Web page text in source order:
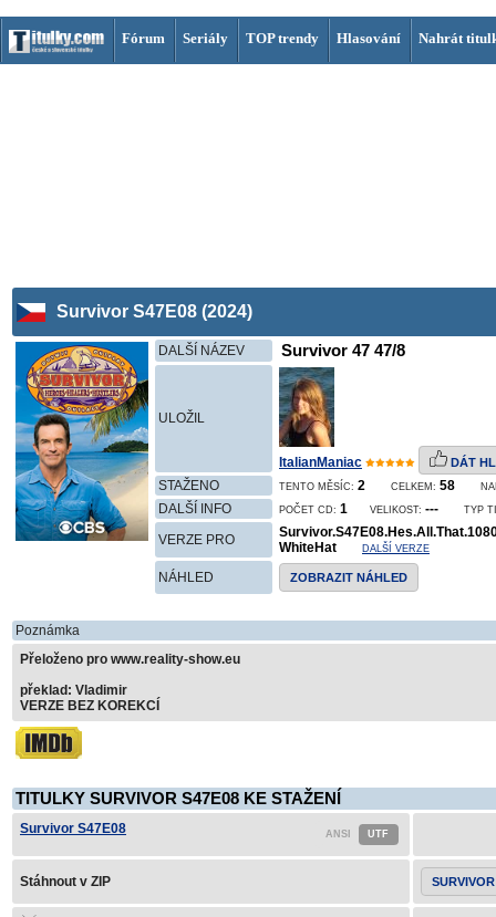
Fórum Seriály TOP trendy Hlasování Nahrát
Survivor S47E08 (2024)
DALŠÍ NÁZEV Survivor 47 47/8
ULOŽIL
ItalianManiac DÁT
STAŽENO TENTO MĚSÍC: 2 CELKEM: 58
DALŠÍ INFO POČET CD: 1 VELIKOST: --- TYP
VERZE PRO
WhiteHat
DALŠÍ VERZE
NÁHLED ZOBRAZIT NÁHLED
Poznámka
Přeloženo pro www.reality-show.eu
překlad: Vladimir
VERZE BEZ KOREKCÍ
TITULKY SURVIVOR S47E08 KE STAŽENÍ
Survivor S47E08
Stáhnout v ZIP